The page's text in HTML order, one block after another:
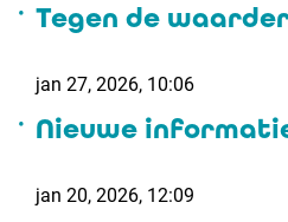
Tegen de
jan 27, 2026, 10:06
Nieuwe
jan 20, 2026, 12:09